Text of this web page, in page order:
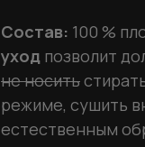
Состав: 100 %
уход позволит
не носить
режиме, сушить
естественным